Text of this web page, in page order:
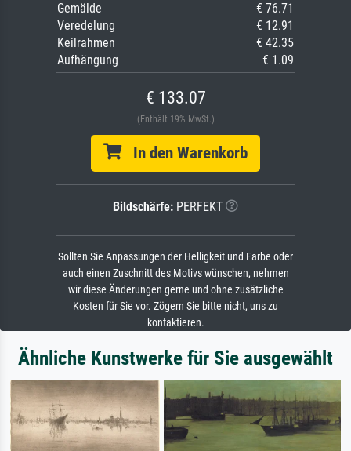
Gemälde
€ 76.71
Veredelung
€ 12.91
Keilrahmen
€ 42.35
Aufhängung
€ 1.09
€ 133.07
(Enthält 19% MwSt.)
In den Warenkorb
Bildschärfe: PERFEKT
Sollten Sie Anpassungen der Helligkeit und Farbe oder
auch einen Zuschnitt des Motivs wünschen, nehmen
wir diese Änderungen gerne und ohne zusätzliche
Kosten für Sie vor. Zögern Sie bitte nicht, uns zu
kontaktieren.
Ähnliche Kunstwerke für Sie ausgewählt